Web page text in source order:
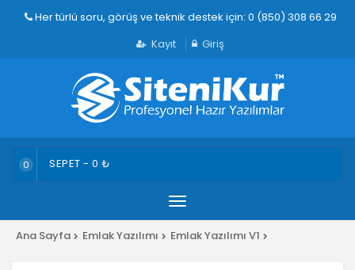
Her türlü soru, görüş ve teknik destek için: 0 (850) 308 66 29
Kayıt
Giriş
0 SEPET - 0 ₺
Menü
Ana Sayfa Emlak Yazılımı Emlak Yazılımı V1